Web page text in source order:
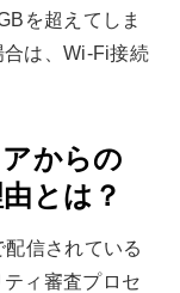
を超えてしま
は、Wi-Fi接続
からの
とは？
信されている
ィ審査プロセ